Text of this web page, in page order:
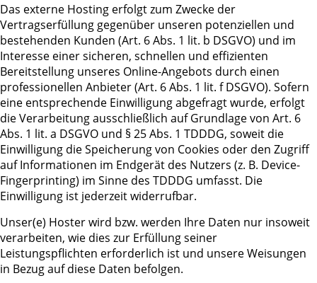
Das externe Hosting erfolgt zum Zwecke der
Vertragserfüllung gegenüber unseren potenziellen und
bestehenden Kunden (Art. 6 Abs. 1 lit. b DSGVO) und im
Interesse einer sicheren, schnellen und effizienten
Bereitstellung unseres Online-Angebots durch einen
professionellen Anbieter (Art. 6 Abs. 1 lit. f DSGVO). Sofern
eine entsprechende Einwilligung abgefragt wurde, erfolgt
die Verarbeitung ausschließlich auf Grundlage von Art. 6
Abs. 1 lit. a DSGVO und § 25 Abs. 1 TDDDG, soweit die
Einwilligung die Speicherung von Cookies oder den Zugriff
auf Informationen im Endgerät des Nutzers (z. B. Device-
Fingerprinting) im Sinne des TDDDG umfasst. Die
Einwilligung ist jederzeit widerrufbar.
Unser(e) Hoster wird bzw. werden Ihre Daten nur insoweit
verarbeiten, wie dies zur Erfüllung seiner
Leistungspflichten erforderlich ist und unsere Weisungen
in Bezug auf diese Daten befolgen.